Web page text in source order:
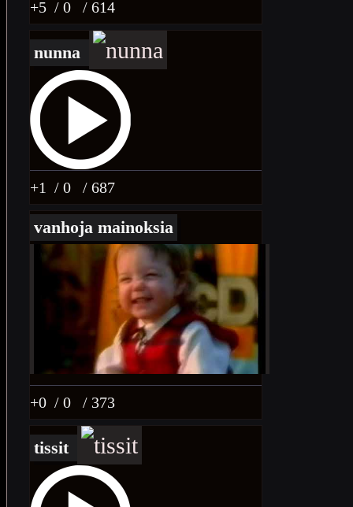
+5 / 0 / 614
nunna
+1 / 0 / 687
vanhoja mainoksia
+0 / 0 / 373
tissit